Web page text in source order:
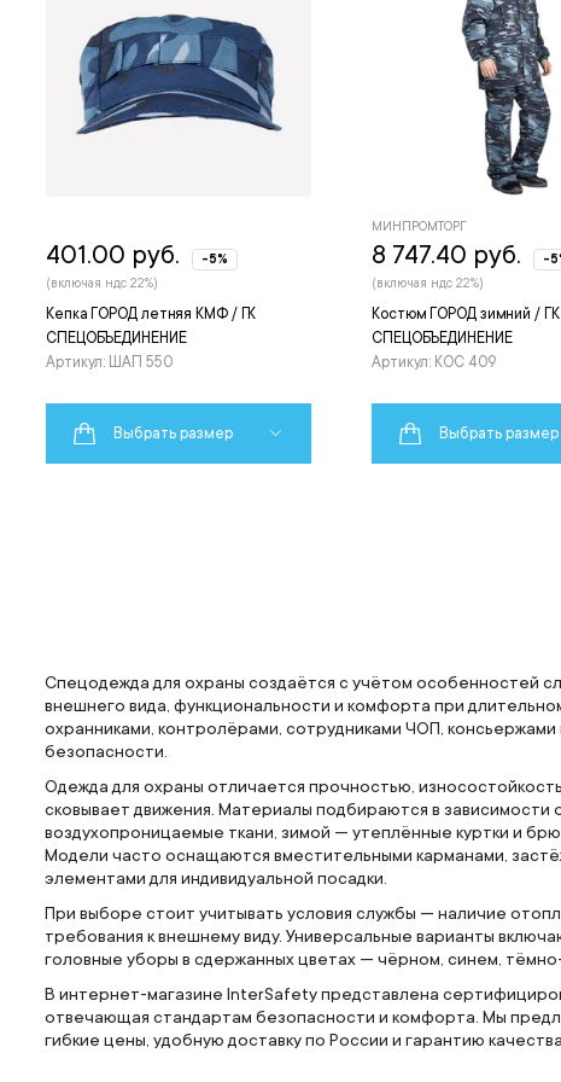
Кепка ГОРОД летняя КМФ / ГК
СПЕЦОБЪЕДИНЕНИЕ
Артикул: ШАП 550
401.00 руб.
-5%
(включая ндс 22%)
Выбрать размер
Костюм ГОРОД зимний / ГК
СПЕЦОБЪЕДИНЕНИЕ
Артикул: КОС 409
МИНПРОМТОРГ
8 747.40 руб.
-
(включая ндс 22%)
Выбрать размер
Спецодежда для охраны создаётся с учётом особенностей
внешнего вида, функциональности и комфорта при
охранниками, контролёрами, сотрудниками ЧОП,
безопасности.
Одежда для охраны отличается прочностью,
сковывает движения. Материалы подбираются в зависимости
воздухопроницаемые ткани, зимой — утеплённые куртки и
Модели часто оснащаются вместительными карманами,
элементами для индивидуальной посадки.
При выборе стоит учитывать условия службы — наличие
требования к внешнему виду. Универсальные варианты
головные уборы в сдержанных цветах — чёрном, синем,
В интернет-магазине InterSafety представлена
отвечающая стандартам безопасности и комфорта. Мы
гибкие цены, удобную доставку по России и гарантию